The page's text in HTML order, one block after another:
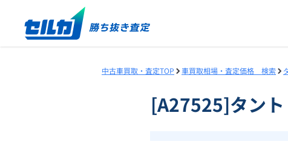
中古車買取・査定TOP 車買取相場・査定価格 検索
[A27525]タン